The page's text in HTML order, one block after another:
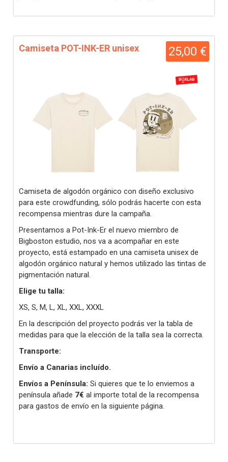
25,00 €
Camiseta POT-INK-ER unisex
Camiseta de algodón orgánico con diseño exclusivo
para este crowdfunding, sólo podrás hacerte con esta
recompensa mientras dure la campaña.
Presentamos a Pot-Ink-Er el nuevo miembro de
Bigboston estudio, nos va a acompañar en este
proyecto, está estampado en una camiseta unisex de
algodón orgánico natural y hemos utilizado las tintas de
pigmentación natural.
Elige tu talla:
XS, S, M, L, XL, XXL, XXXL
En la descripción del proyecto podrás ver la tabla de
medidas para que la elección de la talla sea la correcta.
Transporte:
Envío a Canarias incluído.
Envíos a Península: Si quieres que te lo enviemos a
península añade 7€ al importe total de la recompensa
para gastos de envío en la siguiente página.